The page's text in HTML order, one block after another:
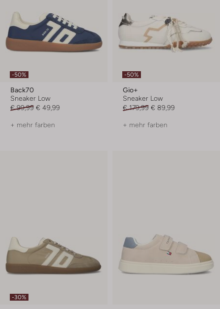
-50%
Back70
Sneaker Low
€ 99,99 € 49,99
+ mehr farben
-50%
Gio+
Sneaker Low
€ 179,99 € 89,99
+ mehr farben
-30%